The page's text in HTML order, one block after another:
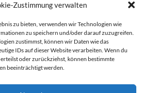
Zustimmung verwalten
zu bieten, verwenden wir Technologien wie
zu speichern und/oder darauf zuzugreifen.
zustimmst, können wir Daten wie das
IDs auf dieser Website verarbeiten. Wenn du
oder zurückziehst, können bestimmte
beeinträchtigt werden.
und Sakramentenpastoral
2593
augsburg.de